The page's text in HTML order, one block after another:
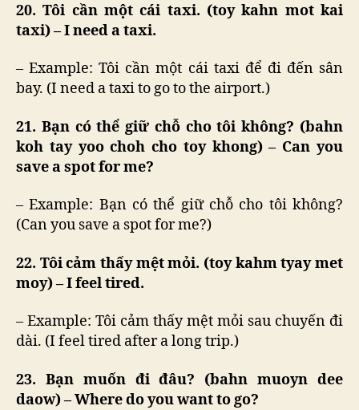
20. Tôi cần một cái taxi. (toy kahn mot kai
taxi) – I need a taxi.
– Example: Tôi cần một cái taxi để đi đến sân
bay. (I need a taxi to go to the airport.)
21. Bạn có thể giữ chỗ cho tôi không? (bahn
koh tay yoo choh cho toy khong) – Can you
save a spot for me?
– Example: Bạn có thể giữ chỗ cho tôi không?
(Can you save a spot for me?)
22. Tôi cảm thấy mệt mỏi. (toy kahm tyay met
moy) – I feel tired.
– Example: Tôi cảm thấy mệt mỏi sau chuyến đi
dài. (I feel tired after a long trip.)
23. Bạn muốn đi đâu? (bahn muoyn dee
daow) – Where do you want to go?